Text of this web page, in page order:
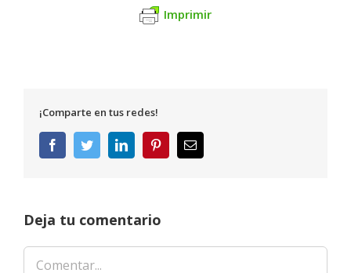
Imprimir
¡Comparte en tus redes!
FacebookTwitterLinkedInPinterestCorreo
electrónico
Deja tu comentario
Comentar